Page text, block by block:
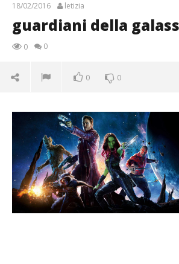
18/02/2016 letizia
guardiani della
0 0
0 0
18/02/2016
letizia